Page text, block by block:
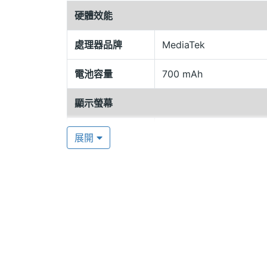
小尋 mibro AI 學習手錶 X2 內建
通聯絡，還可設置通話白名單，過濾陌
學」語音助理，擁有多項百科資訊，宛
設鬧鐘與撥打電話等各式操作，讓生活
理光晶片，透過專屬低功耗運算法，滿足
200 萬畫素前鏡頭
小尋 mibro AI 學習手錶 X2 前置 200 萬
硬體效能
處理器品牌 MediaTek
電池容量 700 mAh
顯示螢幕
主螢幕尺寸
展開